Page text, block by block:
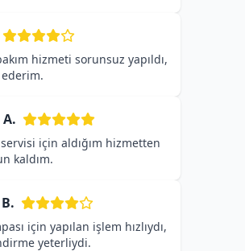
hizmeti sorunsuz yapıldı,
için aldığım hizmetten
kaldım.
için yapılan işlem hızlıydı,
yeterliydi.